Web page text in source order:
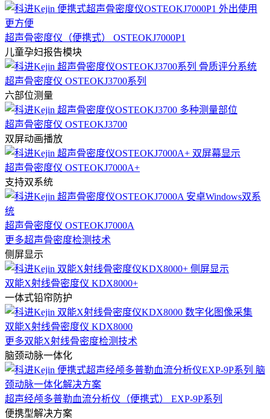
超声骨密度仪（便携式） OSTEOKJ7000P1
儿童孕妇报告模块
超声骨密度仪 OSTEOKJ3700系列
六部位测量
超声骨密度仪 OSTEOKJ3700
双屏动画播放
超声骨密度仪 OSTEOKJ7000A+
支持双系统
超声骨密度仪 OSTEOKJ7000A
更多超声骨密度检测技术
侧屏显示
双能X射线骨密度仪 KDX8000+
一体式铅帘防护
双能X射线骨密度仪 KDX8000
更多双能X射线骨密度检测技术
脑颈动脉一体化
超声经颅多普勒血流分析仪（便携式） EXP-9P系列
便携型解决方案